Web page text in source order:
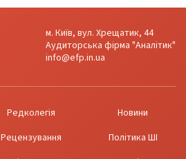
м. Київ, вул. Хрещатик, 44
Аудиторська фірма "Аналітик"
info@efp.in.ua
Редколегія
Новини
Рецензування
Політика ШІ